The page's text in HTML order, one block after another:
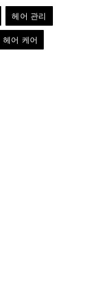
헤어 관리
헤어 케어